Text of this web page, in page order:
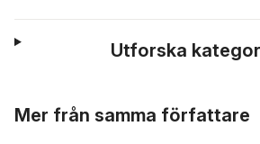
Utforska
Mer från samma författare